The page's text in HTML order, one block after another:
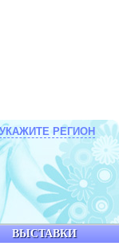
ВЫСТАВКИ
УКАЖИТЕ РЕГИОН